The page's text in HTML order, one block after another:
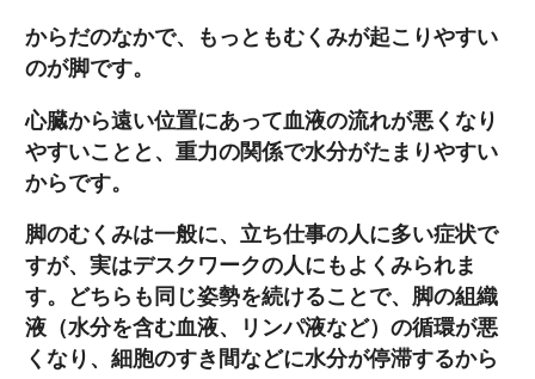
からだのなかで、もっともむくみが起こりやすい
のが脚です。
心臓から遠い位置にあって血液の流れが悪くなり
やすいことと、重力の関係で水分がたまりやすい
からです。
脚のむくみは一般に、立ち仕事の人に多い症状で
すが、実はデスクワークの人にもよくみられま
す。どちらも同じ姿勢を続けることで、脚の組織
液（水分を含む血液、リンパ液など）の循環が悪
くなり、細胞のすき間などに水分が停滞するから